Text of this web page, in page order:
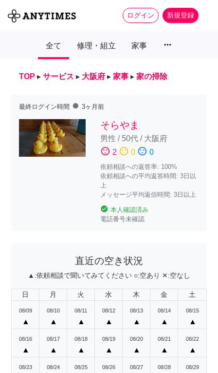
ログイン 新規登録
全て 修理・組立 家事 more_horiz
TOP ▸ サービス ▸ 大阪府 ▸ 家事 ▸ 家の掃除
最終ログイン時間 fiber_manual_record 3ヶ月前
そらやま
男性 / 50代/ 大阪府
sentiment_satisfied 2 sentiment_neutral 0 sentiment_dissatisfied 0
依頼相談への返答率: 100%
依頼相談への平均返答時間: 3日以
上
メッセージ平均返信時間: 3日以上
check_circle 本人確認済み
電話番号未確認
直近の空き状況
▲:依頼相談で聞いてみてください ○:空あり ✕:空なし
日 月 火 水 木 金 土
08/09
▲
08/10
▲
08/11
▲
08/12
▲
08/13
▲
08/14
▲
08/15
▲
08/16
▲
08/17
▲
08/18
▲
08/19
▲
08/20
▲
08/21
▲
08/22
▲
08/23 08/24 08/25 08/26 08/27 08/28 08/29